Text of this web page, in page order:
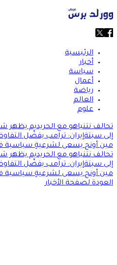
الرئيسية
أخبار
سياسة
أعمال
رياضة
العالم
علوم
تحالف نتنياهو مع الحريديم يظهر
إلى سبتةإيران: ترامب يفضّل
مين أونج يسعى لشرعيةٍ سياسية في
تحالف نتنياهو مع الحريديم يظهر
إلى سبتةإيران: ترامب يفضّل
مين أونج يسعى لشرعيةٍ سياسية في
العودة لصفحة الأخبار